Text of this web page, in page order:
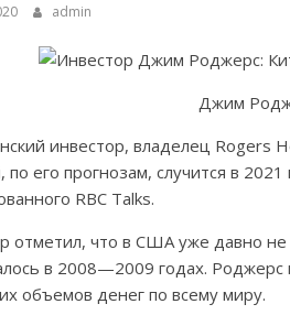
admin
Джим
инвестор, владелец Rogers
по его прогнозам, случится в
RBC Talks.
отметил, что в США уже давно
в 2008—2009 годах. Роджерс
объемов денег по всему миру.